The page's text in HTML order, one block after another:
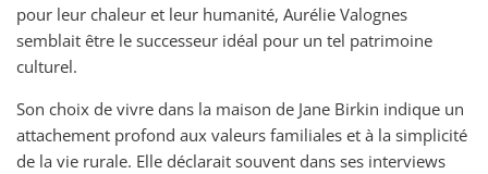
pour leur chaleur et leur humanité, Aurélie Valognes
semblait être le successeur idéal pour un tel patrimoine
culturel.
Son choix de vivre dans la maison de Jane Birkin indique un
attachement profond aux valeurs familiales et à la simplicité
de la vie rurale. Elle déclarait souvent dans ses interviews